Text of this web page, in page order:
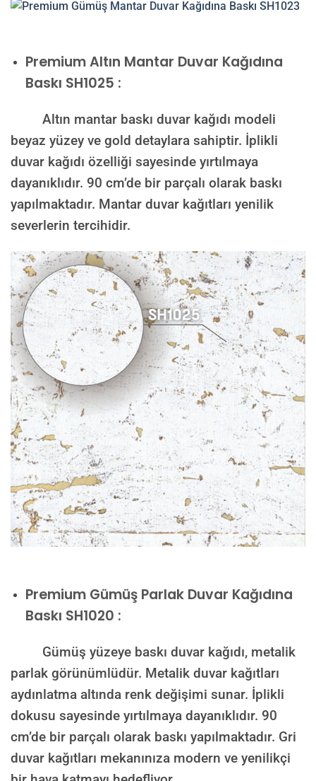
PremiumAltın Mantar Duvar Kağıdına
Baskı SH1025 :
Altın mantar baskı duvar kağıdı modeli
beyaz yüzey ve gold detaylara sahiptir. İplikli
duvar kağıdı özelliği sayesinde yırtılmaya
dayanıklıdır. 90 cm’de bir parçalı olarak baskı
yapılmaktadır. Mantar duvar kağıtları yenilik
severlerin tercihidir.
Premium Gümüş Parlak Duvar Kağıdına
Baskı SH1020 :
Gümüş yüzeye baskı duvar kağıdı, metalik
parlak görünümlüdür. Metalik duvar kağıtları
aydınlatma altında renk değişimi sunar. İplikli
dokusu sayesinde yırtılmaya dayanıklıdır. 90
cm’de bir parçalı olarak baskı yapılmaktadır. Gri
duvar kağıtları mekanınıza modern ve yenilikçi